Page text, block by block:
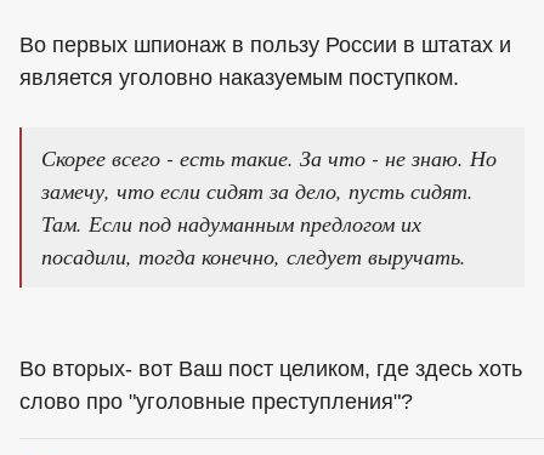
Во первых шпионаж в пользу России в штатах и
является уголовно наказуемым поступком.
Скорее всего - есть такие. За что - не знаю. Но
замечу, что если сидят за дело, пусть сидят.
Там. Если под надуманным предлогом их
посадили, тогда конечно, следует выручать.
Во вторых- вот Ваш пост целиком, где здесь хоть
слово про "уголовные преступления"?